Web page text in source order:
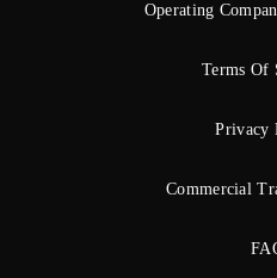
Operating
Terms Of
Privacy
Commercial